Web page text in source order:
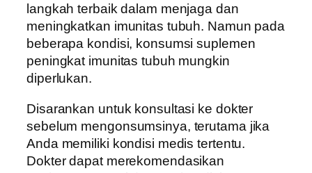
langkah terbaik dalam menjaga dan
meningkatkan imunitas tubuh. Namun pada
beberapa kondisi, konsumsi suplemen
peningkat imunitas tubuh mungkin
diperlukan.
Disarankan untuk konsultasi ke dokter
sebelum mengonsumsinya, terutama jika
Anda memiliki kondisi medis tertentu.
Dokter dapat merekomendasikan